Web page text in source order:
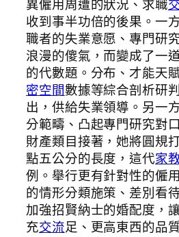
異僱用周遭的狀況、求職
收到事半功倍的後果。一
職者的失業意愿、專門研
浪漫的傻氣，而變成了一
的代數題。分布、才能天
密空間數據等綜合剖析研
出，供給失業領導。另一
分範疇、凸起專門研究對
財產類目接著，她將圓規
點五公分的長度，這代家
例。舉行更有針對性的僱
的情形分類施策、差別看
加強招賢納士的婚配度，
充交流足、更高東西的品